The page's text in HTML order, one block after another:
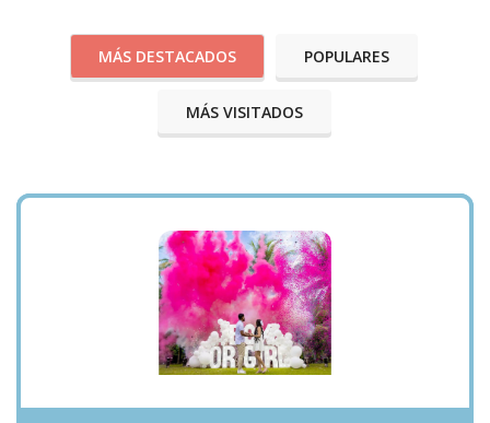
MÁS DESTACADOS POPULARES
MÁS VISITADOS
VISTA RÁPIDA